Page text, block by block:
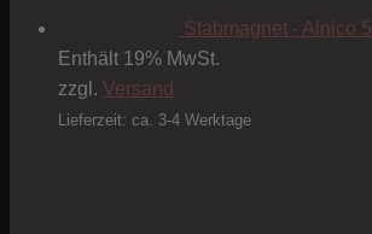
Stabmagnet - Alnico 5
Enthält 19% MwSt.
zzgl. Versand
Lieferzeit: ca. 3-4 Werktage